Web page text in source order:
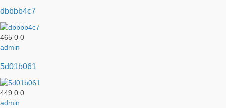
dbbbb4c7
465 0 0
admin
5d01b061
449 0 0
admin